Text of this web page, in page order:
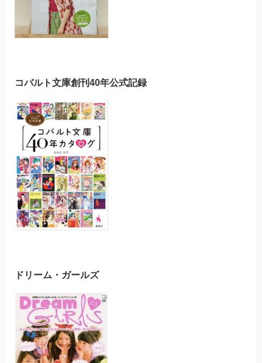
コバルト文庫創刊40年公式記録
ドリーム・ガールズ